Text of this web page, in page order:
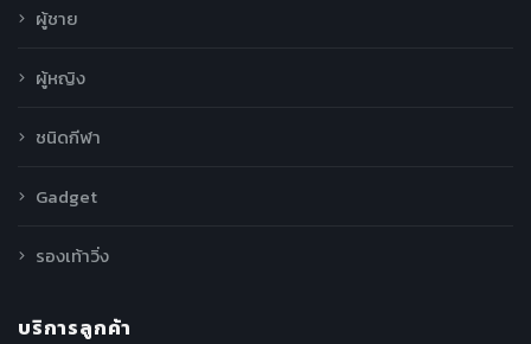
ผู้ชาย
ผู้หญิง
ชนิดกีฬา
Gadget
รองเท้าวิ่ง
บริการลูกค้า